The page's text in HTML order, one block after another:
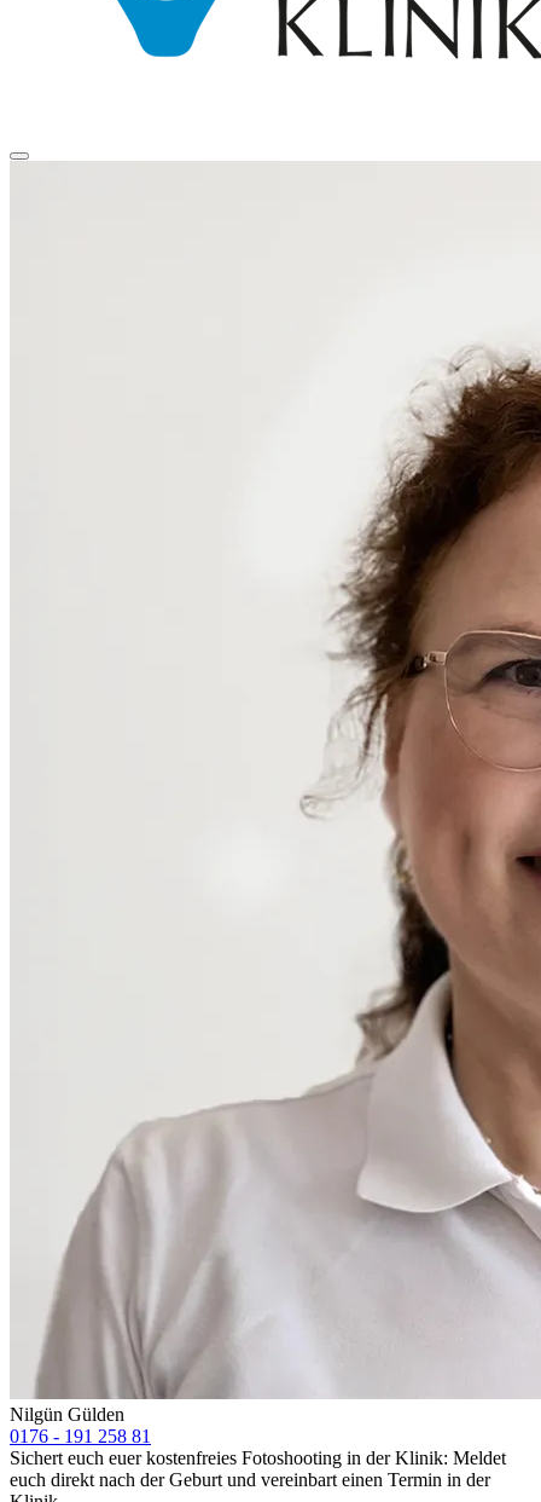
Nilgün Gülden
0176 - 191 258 81
Sichert euch euer kostenfreies Fotoshooting in der Klinik: Meldet
euch direkt nach der Geburt und vereinbart einen Termin in der